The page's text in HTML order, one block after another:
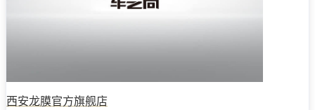
西安龙膜官方旗舰店